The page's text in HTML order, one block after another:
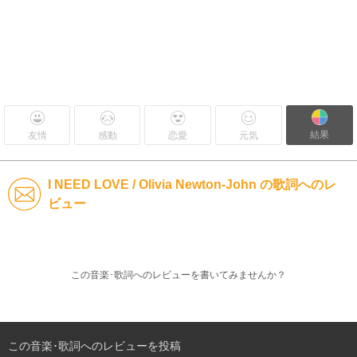
友情 感動 恋愛 元気 結果
I NEED LOVE / Olivia Newton-John の歌詞へのレ
ビュー
この音楽･歌詞へのレビューを書いてみませんか？
この音楽･歌詞へのレビューを投稿